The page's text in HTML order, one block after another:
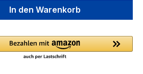
gewünschten Wert
In den Warenkorb